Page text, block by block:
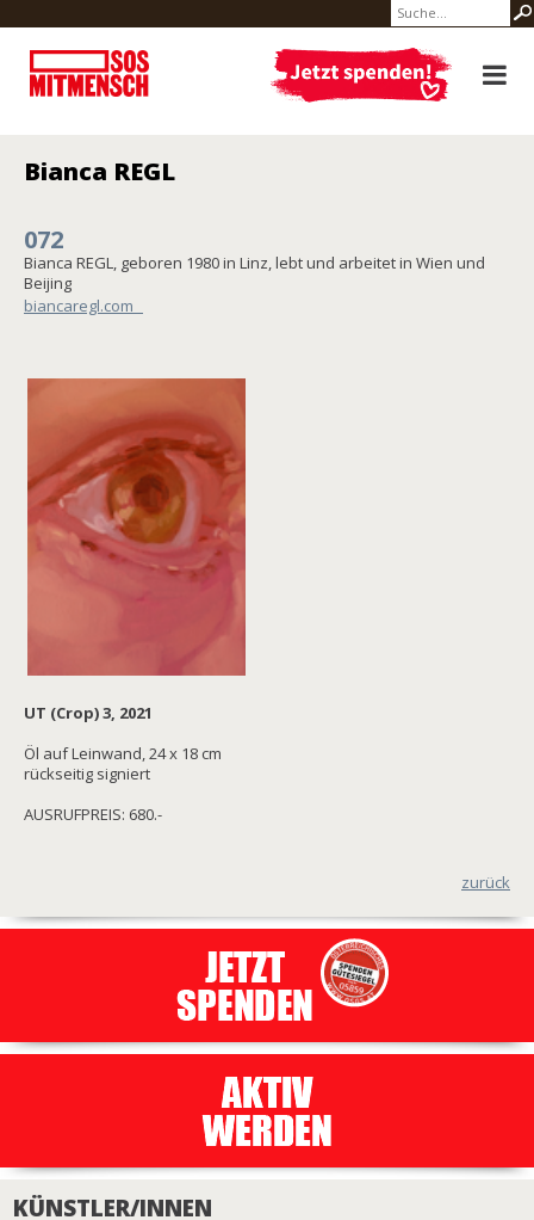
Bianca REGL
072
Bianca REGL, geboren 1980 in Linz, lebt und arbeitet in Wien und
Beijing
biancaregl.com
UT (Crop) 3, 2021
Öl auf Leinwand, 24 x 18 cm
rückseitig signiert
AUSRUFPREIS: 680.-
zurück
KÜNSTLER/INNEN